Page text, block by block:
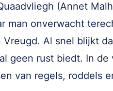
(Annet
man onverwacht
Vreugd. Al snel blijkt
geen rust biedt. In
van regels, roddels